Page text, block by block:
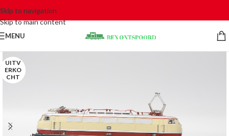
Skip to navigation
Skip to main content
MENU
UITV
ERKO
CHT